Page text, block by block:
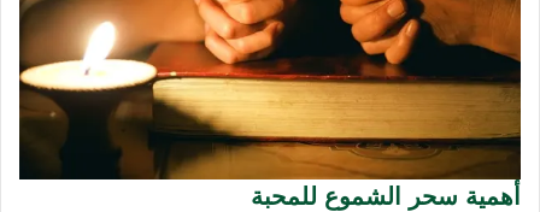
أهمية سحر الشموع للمحبة